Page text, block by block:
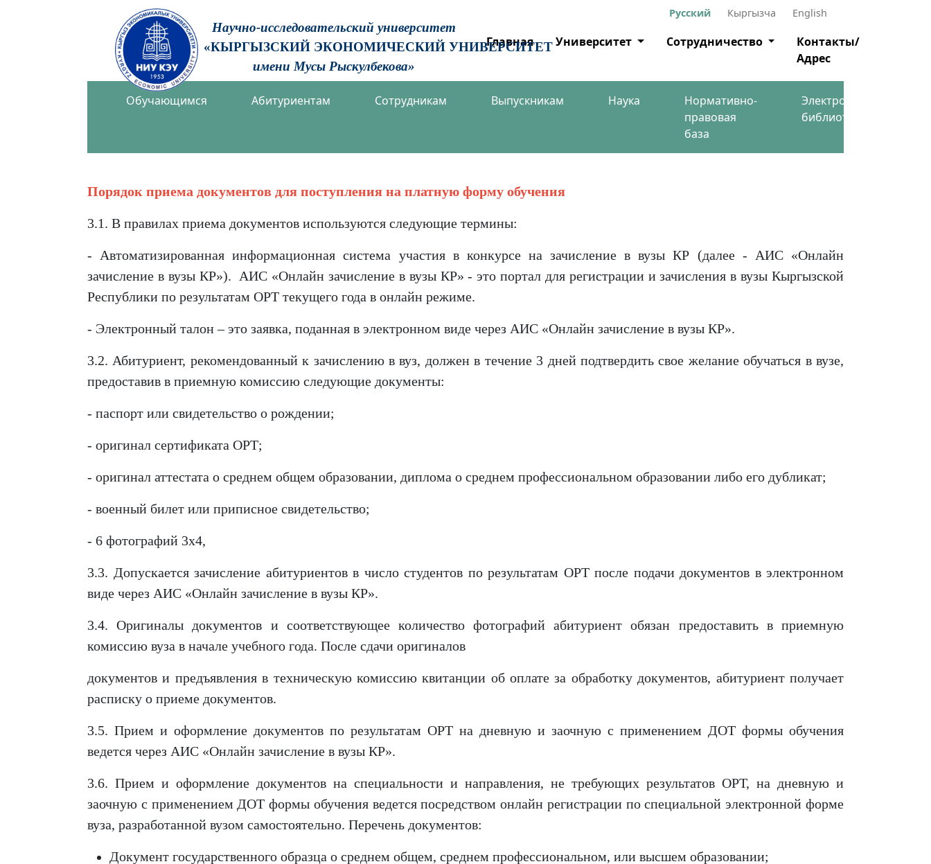
Русский Кыргызча English
Научно-исследовательский университет
«КЫРГЫЗСКИЙ ЭКОНОМИЧЕСКИЙ УНИВЕРСИТЕТ
имени Мусы Рыскулбекова»
Главная Университет Сотрудничество
Контакты/
Адрес
Обучающимся Абитуриентам Сотрудникам Выпускникам Наука
Нормативно-
правовая
база
Электронная
библиотека
Порядок приема документов для поступления на платную форму обучения
3.1. В правилах приема документов используются следующие термины:
- Автоматизированная информационная система участия в конкурсе на зачисление в вузы КР (далее - АИС «Онлайн
зачисление в вузы КР»). АИС «Онлайн зачисление в вузы КР» - это портал для регистрации и зачисления в вузы Кыргызской
Республики по результатам ОРТ текущего года в онлайн режиме.
- Электронный талон – это заявка, поданная в электронном виде через АИС «Онлайн зачисление в вузы КР».
3.2. Абитуриент, рекомендованный к зачислению в вуз, должен в течение 3 дней подтвердить свое желание обучаться в вузе,
предоставив в приемную комиссию следующие документы:
- паспорт или свидетельство о рождении;
- оригинал сертификата ОРТ;
- оригинал аттестата о среднем общем образовании, диплома о среднем профессиональном образовании либо его дубликат;
- военный билет или приписное свидетельство;
- 6 фотографий 3х4,
3.3. Допускается зачисление абитуриентов в число студентов по результатам ОРТ после подачи документов в электронном
виде через АИС «Онлайн зачисление в вузы КР».
3.4. Оригиналы документов и соответствующее количество фотографий абитуриент обязан предоставить в приемную
комиссию вуза в начале учебного года. После сдачи оригиналов
документов и предъявления в техническую комиссию квитанции об оплате за обработку документов, абитуриент получает
расписку о приеме документов.
3.5. Прием и оформление документов по результатам ОРТ на дневную и заочную с применением ДОТ формы обучения
ведется через АИС «Онлайн зачисление в вузы КР».
3.6. Прием и оформление документов на специальности и направления, не требующих результатов ОРТ, на дневную и
заочную с применением ДОТ формы обучения ведется посредством онлайн регистрации по специальной электронной форме
вуза, разработанной вузом самостоятельно. Перечень документов:
Документ государственного образца о среднем общем, среднем профессиональном, или высшем образовании;